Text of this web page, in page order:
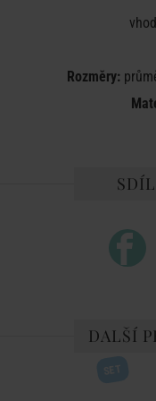
Rozměry:
DALŠÍ